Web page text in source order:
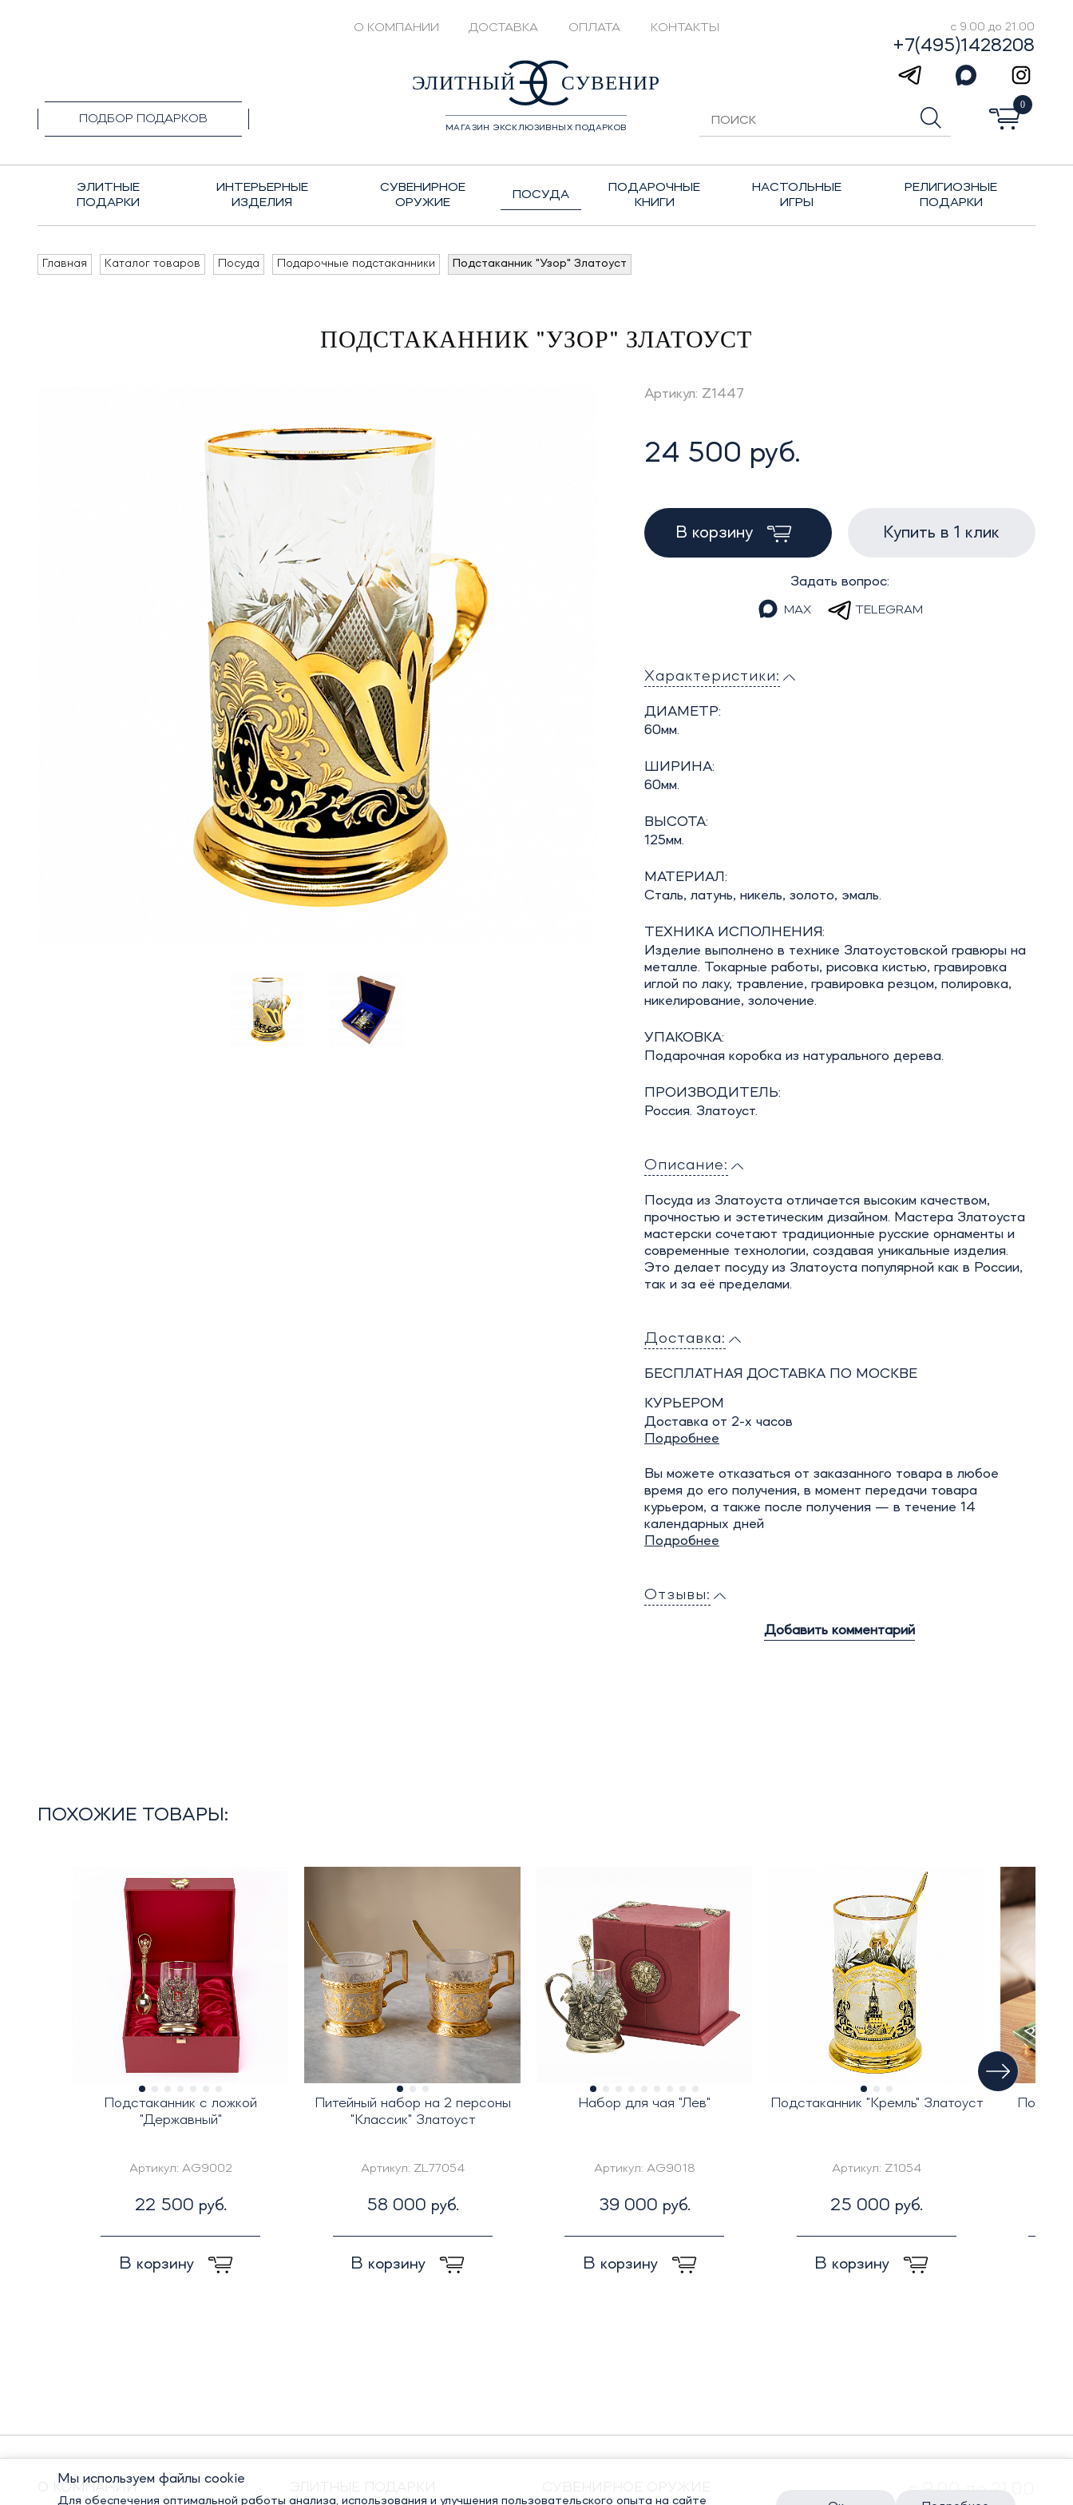
О КОМПАНИИ ДОСТАВКА ОПЛАТА КОНТАКТЫ с 9.00 до 21.00
+7(495)1428208
ПОДБОР ПОДАРКОВ
+7(495)1428208ЭЛИТНЫЙ СУВЕНИР
МАГАЗИН ЭКСКЛЮЗИВНЫХ ПОДАРКОВ
0
ЭЛИТНЫЕ
ПОДАРКИ
ИНТЕРЬЕРНЫЕ
ИЗДЕЛИЯ
СУВЕНИРНОЕ
ОРУЖИЕ
ПОСУДА
ПОДАРОЧНЫЕ
КНИГИ
НАСТОЛЬНЫЕ
ИГРЫ
РЕЛИГИОЗНЫЕ
ПОДАРКИ
Главная Каталог товаров Посуда Подарочные подстаканники Подстаканник "Узор" Златоуст
ПОДСТАКАННИК "УЗОР" ЗЛАТОУСТ
Артикул: Z1447
24 500 руб.
В корзину Купить в 1 клик
Задать вопрос:
MAX TELEGRAM
Характеристики:
ДИАМЕТР:
60мм.
ШИРИНА:
60мм.
ВЫСОТА:
125мм.
МАТЕРИАЛ:
Сталь, латунь, никель, золото, эмаль.
ТЕХНИКА ИСПОЛНЕНИЯ:
Изделие выполнено в технике Златоустовской гравюры на
металле. Токарные работы, рисовка кистью, гравировка
иглой по лаку, травление, гравировка резцом, полировка,
никелирование, золочение.
УПАКОВКА:
Подарочная коробка из натурального дерева.
ПРОИЗВОДИТЕЛЬ:
Россия. Златоуст.
Описание:
Посуда из Златоуста отличается высоким качеством,
прочностью и эстетическим дизайном. Мастера Златоуста
мастерски сочетают традиционные русские орнаменты и
современные технологии, создавая уникальные изделия.
Это делает посуду из Златоуста популярной как в России,
так и за её пределами.
Доставка:
БЕСПЛАТНАЯ ДОСТАВКА ПО МОСКВЕ
КУРЬЕРОМ
Доставка от 2-х часов
Подробнее
Вы можете отказаться от заказанного товара в любое
время до его получения, в момент передачи товара
курьером, а также после получения — в течение 14
календарных дней
Подробнее
Отзывы:
Добавить комментарий
ПОХОЖИЕ ТОВАРЫ:
Подстаканник с ложкой
"Державный"
Артикул: AG9002
22 500 руб.
В корзину
Питейный набор на 2 персоны
"Классик" Златоуст
Артикул: ZL77054
58 000 руб.
В корзину
Набор для чая "Лев"
Артикул: AG9018
39 000 руб.
В корзину
Подстаканник "Кремль" Златоуст
Артикул: Z1054
25 000 руб.
В корзину
О КОМПАНИИ
Мы используем файлы cookie
Для обеспечения оптимальной работы анализа, использования и улучшения пользовательского опыта на сайте